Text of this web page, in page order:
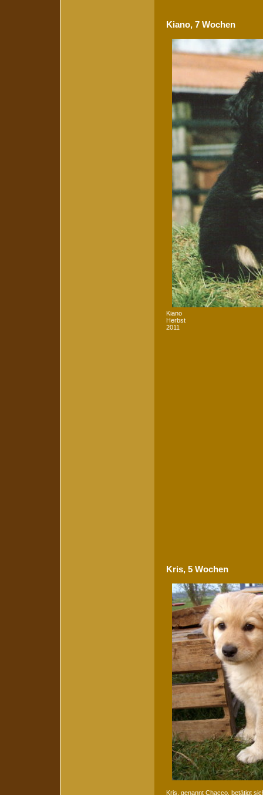
Kiano, 7 Wochen
Kiano
Herbst
2011
Kris, 5 Wochen
Kris, genannt Chacco, betätigt